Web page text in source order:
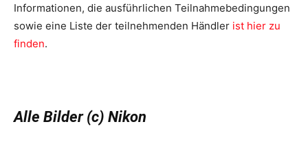
Informationen, die ausführlichen Teilnahmebedingungen
sowie eine Liste der teilnehmenden Händler ist hier zu
finden.
Alle Bilder (c) Nikon